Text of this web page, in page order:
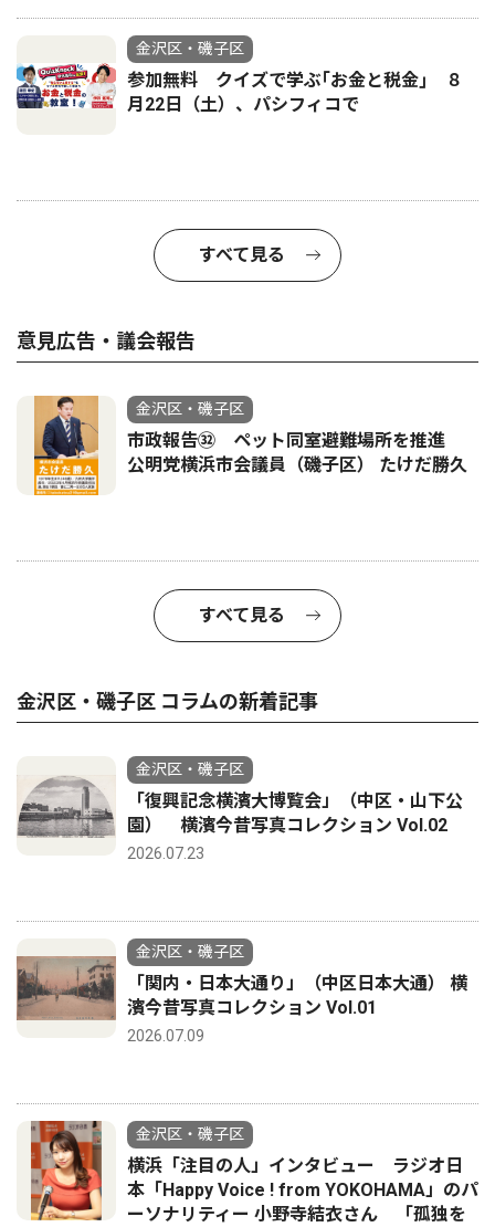
金沢区・磯子区
参加無料 クイズで学ぶ｢お金と税金｣ ８
月22日（土）、パシフィコで
すべて見る
意見広告・議会報告
金沢区・磯子区
市政報告㉜ ペット同室避難場所を推進
公明党横浜市会議員（磯子区） たけだ勝久
すべて見る
金沢区・磯子区 コラムの新着記事
金沢区・磯子区
「復興記念横濱大博覧会」（中区・山下公
園） 横濱今昔写真コレクション Vol.02
2026.07.23
金沢区・磯子区
「関内・日本大通り」（中区日本大通） 横
濱今昔写真コレクション Vol.01
2026.07.09
金沢区・磯子区
横浜「注目の人」インタビュー ラジオ日
本「Happy Voice ! from YOKOHAMA」のパ
ーソナリティー 小野寺結衣さん 「孤独を